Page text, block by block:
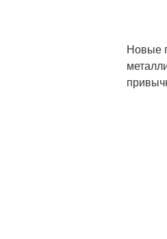
Новые